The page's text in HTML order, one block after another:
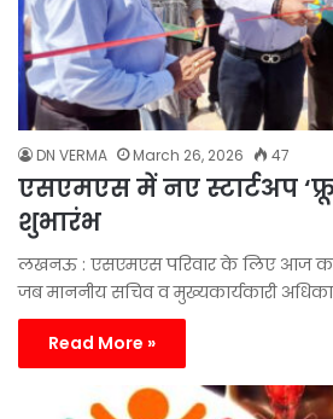
DN VERMA March 26, 2026 47
एसएमएस में नए स्टार्टअप
शुभारंभ
लखनऊ : एसएमएस परिवार के लिए आज का
जब माननीय सचिव व मुख्यकार्यकारी
Read More »